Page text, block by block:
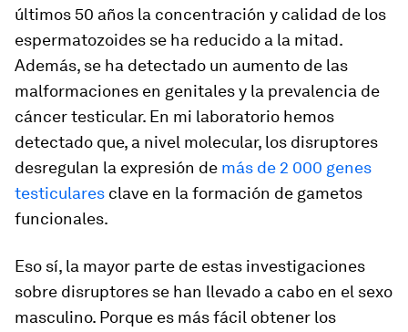
últimos 50 años la concentración y calidad de los
espermatozoides se ha reducido a la mitad.
Además, se ha detectado un aumento de las
malformaciones en genitales y la prevalencia de
cáncer testicular. En mi laboratorio hemos
detectado que, a nivel molecular, los disruptores
desregulan la expresión de más de 2 000 genes
testiculares clave en la formación de gametos
funcionales.
Eso sí, la mayor parte de estas investigaciones
sobre disruptores se han llevado a cabo en el sexo
masculino. Porque es más fácil obtener los